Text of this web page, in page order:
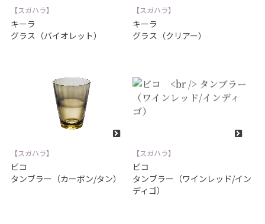
【スガハラ】
キーラ
グラス（バイオレット）
【スガハラ】
キーラ
グラス（クリアー）
【スガハラ】
ビコ
タンブラー（カーボン/タン）
【スガハラ】
ビコ
タンブラー（ワインレッド/イン
ディゴ）